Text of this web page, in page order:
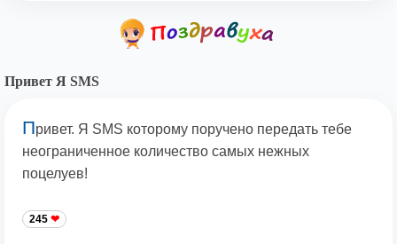
Привет Я SMS
Привет. Я SMS которому поручено передать тебе
неограниченное количество самых нежных
поцелуев!
245